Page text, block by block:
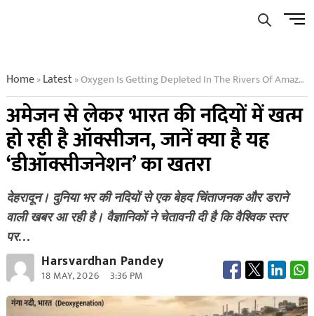
Menu
Home»Latest»Oxygen Is Getting Depleted In The Rivers Of Amazon And India Know What Is The Danger Of Deoxygenation
अमेजन से लेकर भारत की नदियों में खत्म
हो रही है ऑक्सीजन, जानें क्या है यह
‘डीऑक्सीजनेशन’ का खतरा
देहरादून। दुनिया भर की नदियों से एक बेहद चिंताजनक और डराने
वाली खबर आ रही है। वैज्ञानिकों ने चेतावनी दी है कि वैश्विक स्तर
पर…
Harsvardhan Pandey
18 MAY, 2026 3:36 PM